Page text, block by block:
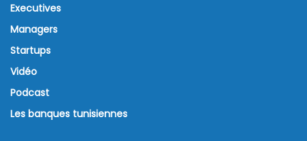
Executives
Managers
Startups
Vidéo
Podcast
Les banques tunisiennes